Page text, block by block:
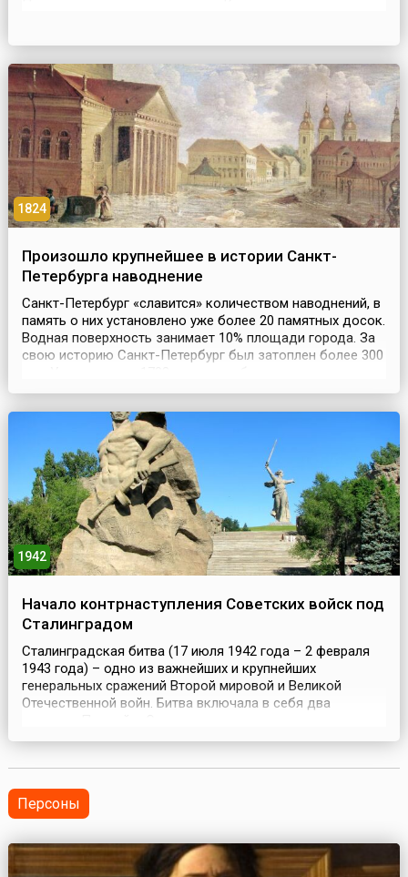
одн...
1824
Произошло крупнейшее в истории Санкт-
Петербурга наводнение
Санкт-Петербург «славится» количеством наводнений, в
память о них установлено уже более 20 памятных досок.
Водная поверхность занимает 10% площади города. За
свою историю Санкт-Петербург был затоплен более 300
после основания северной столицы, вода поднялась на
завезенных для строительств...
1942
Начало контрнаступления Советских войск под
Сталинградом
Сталинградская битва (17 июля 1942 года – 2 февраля
1943 года) – одно из важнейших и крупнейших
генеральных сражений Второй мировой и Великой
Отечественной войн. Битва включала в себя два
оборонительная операция (17 июля – 18 ноября 1942
наступательная мощь врага и обескровлена главная
ударная ...
Персоны